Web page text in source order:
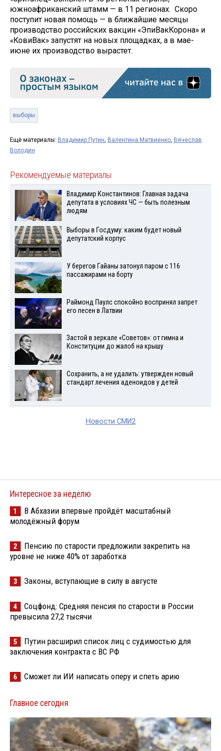
южноафриканский штамм — в 11 регионах. Скоро
поступит новая помощь — в ближайшие месяцы
производство российских вакцин «ЭпиВакКорона» и
«КовиВак» запустят на новых площадках, а в мае-
июне их производство вырастет.
выборы
Ещё материалы: Владимир Путин, Валентина Матвиенко, Вячеслав
Володин
Рекомендуемые материалы
Владимир Константинов: Главная задача
депутата в условиях ЧС — быть полезным
людям
Выборы в Госдуму: каким будет новый
депутатский корпус
У берегов Гайаны затонул паром с 116
пассажирами на борту
Раймонд Паулс спокойно воспринял запрет
его песен в Латвии
Застой в зеркале «Советов»: от гимна и
Конституции до жалоб на крышу
Сохранить, а не удалить: утвержден новый
стандарт лечения аденоидов у детей
Новости СМИ2
Интересное за неделю
1
В Абхазии впервые пройдёт масштабный
молодёжный форум
2
Пенсию по старости предложили закрепить на
уровне не ниже 40% от заработка
3 Законы, вступающие в силу в августе
4
Соцфонд: Средняя пенсия по старости в России
превысила 27,2 тысячи
5
Путин расширил список лиц с судимостью для
заключения контракта с ВС РФ
6 Сможет ли ИИ написать оперу и спеть арию
Главное сегодня